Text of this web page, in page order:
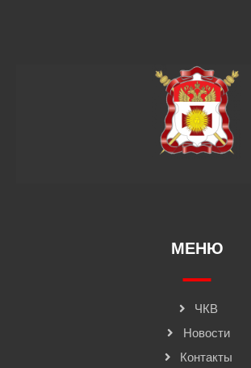
МЕНЮ
ЧКВ
Новости
Контакты